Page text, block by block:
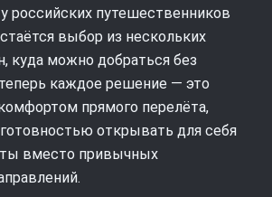
российских путешественников
выбор из нескольких
куда можно добраться без
каждое решение — это
прямого перелёта,
открывать для себя
вместо привычных